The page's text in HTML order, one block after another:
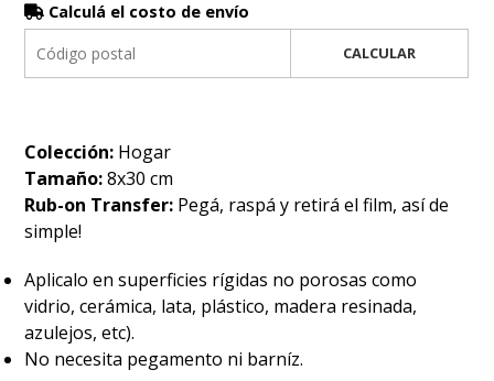
Calculá el costo de envío
CALCULAR
Colección: Hogar
Tamaño:8x30 cm
Rub-on Transfer: Pegá, raspá y retirá el film, así de
simple!
Aplicalo en superficies rígidas no porosas como
vidrio, cerámica, lata, plástico, madera resinada,
azulejos, etc).
No necesita pegamento ni barníz.